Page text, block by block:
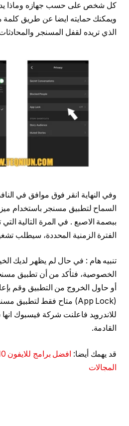
كل شخص على حسب جهازه وماذا
ويمكنك حمايته ايضا عن طريق كلمة
الذي تريده لقفل المسنجر
وفي النهاية انقر فوق موافق في
ببصمة الاصبع . في المرة التالية التي
الفترة الزمنية المحددة، سيطلب
تنبيه هام : في حال لم يظهر لديك
الخصوصية، فتأكد من أن تطبيق
أو حاول الخروج من التطبيق وقم
للاندرويد فاعلنت شركة فيسبوك
القادمة.
قد يهمك أيضا:
المجالات